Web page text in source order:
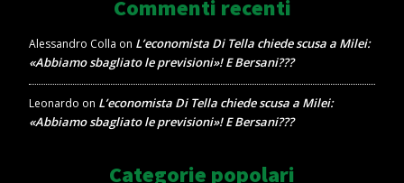
Commenti recenti
Alessandro Colla on L’economista Di Tella chiede scusa a Milei:
«Abbiamo sbagliato le previsioni»! E Bersani???
Leonardo on L’economista Di Tella chiede scusa a Milei:
«Abbiamo sbagliato le previsioni»! E Bersani???
Categorie popolari